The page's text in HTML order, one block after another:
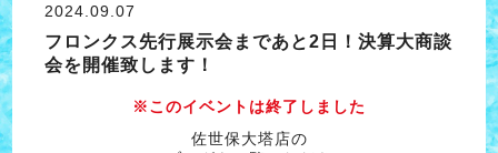
2024.09.07
フロンクス先行展示会まであと2日！決算大商談
会を開催致します！
※このイベントは終了しました
佐世保大塔店の